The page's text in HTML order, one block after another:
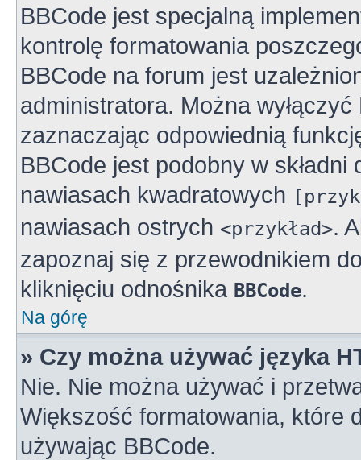
BBCode jest specjalną
kontrolę formatowania
BBCode na forum jest
administratora. Można
zaznaczając odpowiednią
BBCode jest podobny w
nawiasach kwadratowych
nawiasach ostrych <przykład>.
zapoznaj się z przewodnikiem
kliknięciu odnośnika BBCode.
Na górę
» Czy można używać języka
Nie. Nie można używać i
Większość formatowania, które
używając BBCode.